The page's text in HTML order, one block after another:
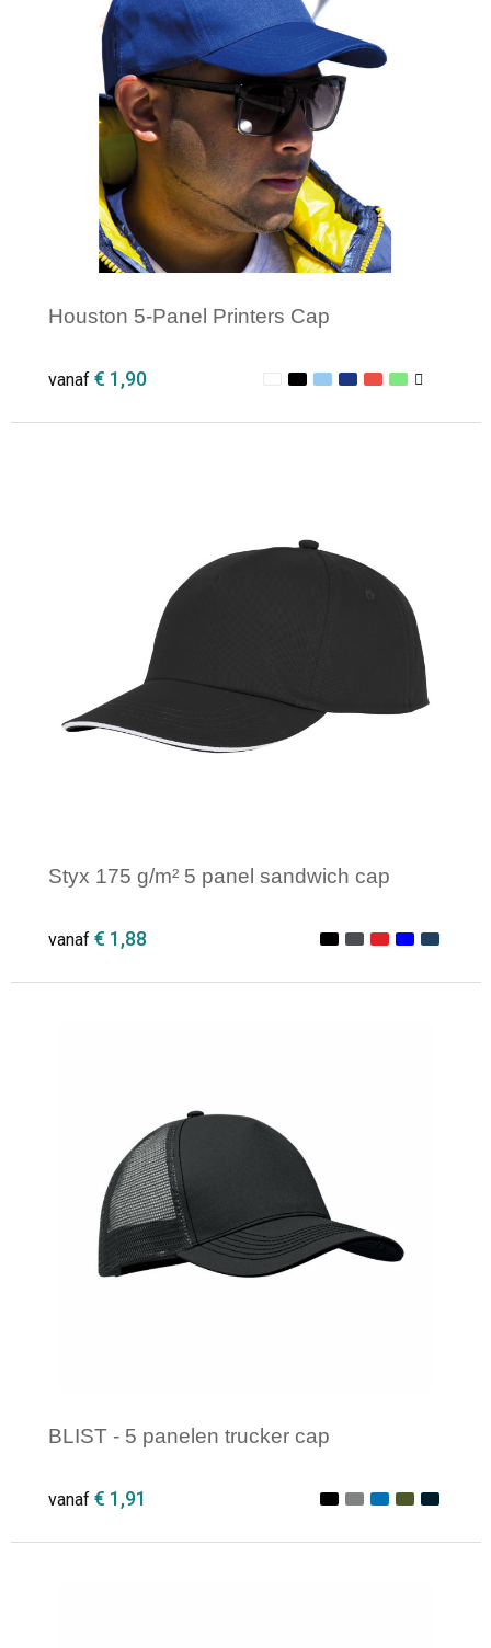
Houston 5-Panel Printers Cap
vanaf € 1,90
Styx 175 g/m² 5 panel sandwich cap
vanaf € 1,88
BLIST - 5 panelen trucker cap
vanaf € 1,91